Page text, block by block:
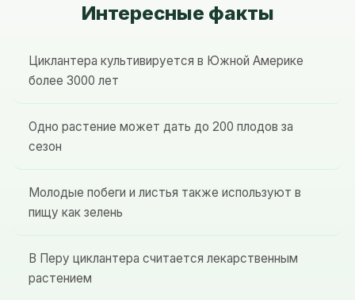
Интересные факты
Циклантера культивируется в Южной Америке
более 3000 лет
Одно растение может дать до 200 плодов за
сезон
Молодые побеги и листья также используют в
пищу как зелень
В Перу циклантера считается лекарственным
растением